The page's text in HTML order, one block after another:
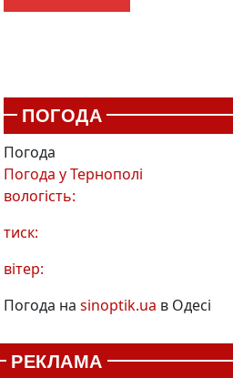
ПОГОДА
Погода
Погода уТернополі
вологість:
тиск:
вітер:
Погода на sinoptik.ua в Одесі
РЕКЛАМА